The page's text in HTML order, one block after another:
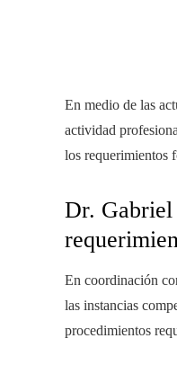
En medio de las
actividad
los requerimientos
Dr. Gabriel
En coordinación
las instancias
procedimientos